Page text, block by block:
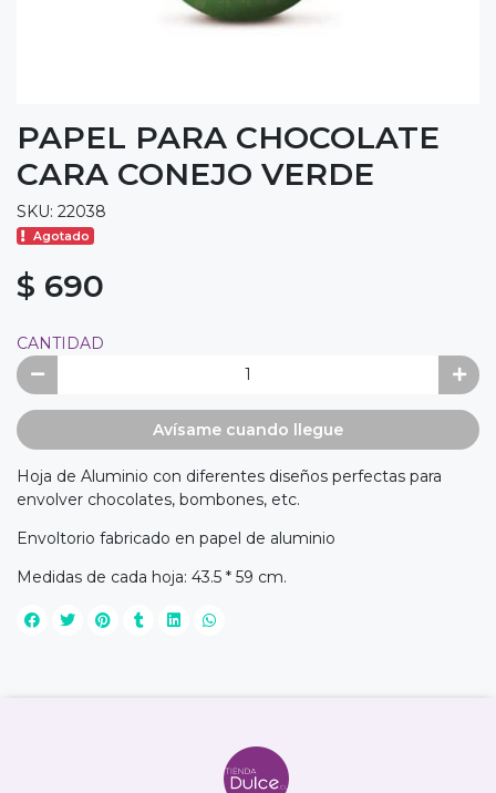
PAPEL PARA CHOCOLATE
CARA CONEJO VERDE
SKU: 22038
Agotado
$ 690
CANTIDAD
Avísame cuando llegue
Hoja de Aluminio con diferentes diseños perfectas para
envolver chocolates, bombones, etc.
Envoltorio fabricado en papel de aluminio
Medidas de cada hoja: 43.5 * 59 cm.